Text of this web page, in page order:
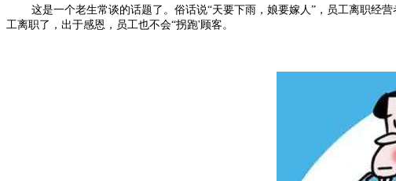
这是一个老生常谈的话题了。俗话说“天要下雨，娘要嫁人”，员工离职经
工离职了，出于感恩，员工也不会“拐跑'顾客。